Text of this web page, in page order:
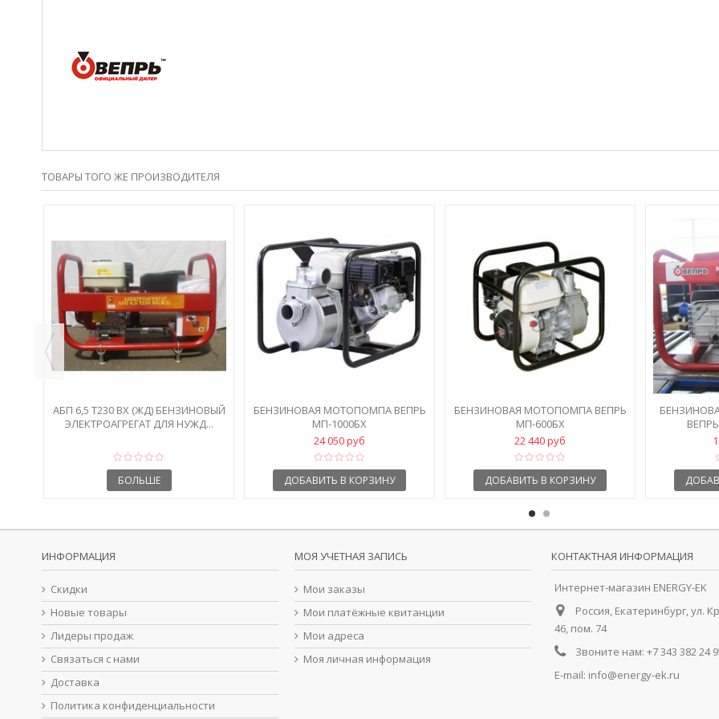
ТОВАРЫ ТОГО ЖЕ ПРОИЗВОДИТЕЛЯ
АБП 6,5 Т230 ВХ (ЖД) БЕНЗИНОВЫЙ
ЭЛЕКТРОАГРЕГАТ ДЛЯ НУЖД...
БОЛЬШЕ
БЕНЗИНОВАЯ МОТОПОМПА ВЕПРЬ
МП-1000БХ
24 050 руб
ДОБАВИТЬ В КОРЗИНУ
БЕНЗИНОВАЯ МОТОПОМПА ВЕПРЬ
МП-600БХ
22 440 руб
ДОБАВИТЬ В КОРЗИНУ
ИНФОРМАЦИЯ
Скидки
Новые товары
Лидеры продаж
Связаться с нами
Доставка
Политика конфиденциальности
МОЯ УЧЕТНАЯ ЗАПИСЬ
Мои заказы
Мои платёжные квитанции
Мои адреса
Моя личная информация
КОНТАКТНАЯ ИНФОРМАЦИЯ
Интернет-магазин ENERGY-EK
Россия, Екатеринбург, ул.
46, пом. 74
Звоните нам: +7 343 382 24
E-mail: info@energy-ek.ru